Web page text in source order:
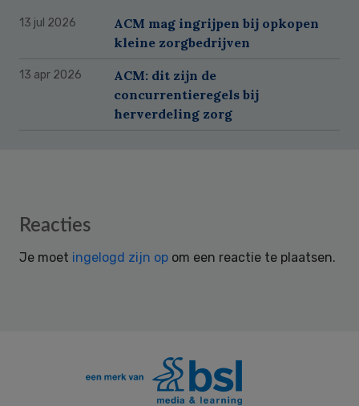
13 jul 2026
ACM mag ingrijpen bij opkopen
kleine zorgbedrijven
13 apr 2026
ACM: dit zijn de
concurrentieregels bij
herverdeling zorg
Reader
Reacties
Je moet ingelogd zijn op om een reactie te plaatsen.